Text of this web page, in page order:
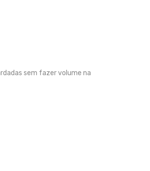
sem fazer volume na